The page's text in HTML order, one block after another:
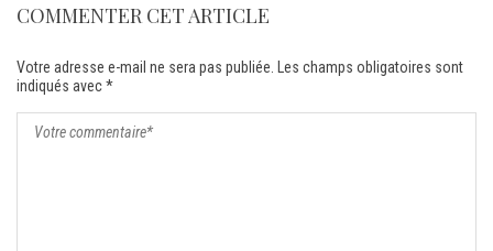
COMMENTER CET ARTICLE
Votre adresse e-mail ne sera pas publiée.
Les champs obligatoires sont
indiqués avec*